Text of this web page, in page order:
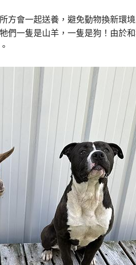
方會一起送養，避免動物換新環
們一隻是山羊，一隻是狗！由